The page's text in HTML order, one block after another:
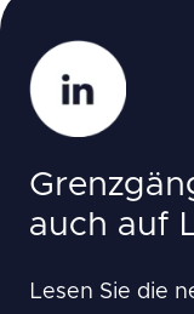
auch auf
Lesen Sie die